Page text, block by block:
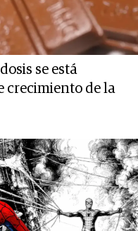
se está
crecimiento de la